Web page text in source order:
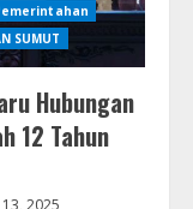
SUMUT
Hubungan
12 Tahun
2025